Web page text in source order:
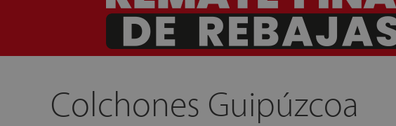
Colchones Guipúzcoa